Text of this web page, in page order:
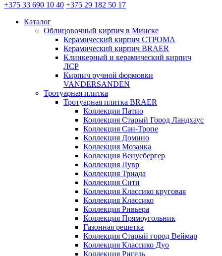
+375 33 690 10 40 +375 29 182 50 17
Каталог
Облицовочный кирпич в Минске
Керамический кирпич СТРОМА
Керамический кирпич BRAER
Клинкерный и керамический кирпич
ЛСР
Кирпич ручной формовки
VANDERSANDEN
Тротуарная плитка
Тротуарная плитка BRAER
Коллекция Патио
Коллекция Старый Город Ландхаус
Коллекция Сан-Тропе
Коллекция Домино
Коллекция Мозаика
Коллекция Венусбергер
Коллекция Лувр
Коллекция Триада
Коллекция Сити
Коллекция Классико круговая
Коллекция Классико
Коллекция Ривьера
Коллекция Прямоугольник
Газонная решетка
Коллекция Старый город Веймар
Коллекция Классико Дуо
Коллекция Ригель